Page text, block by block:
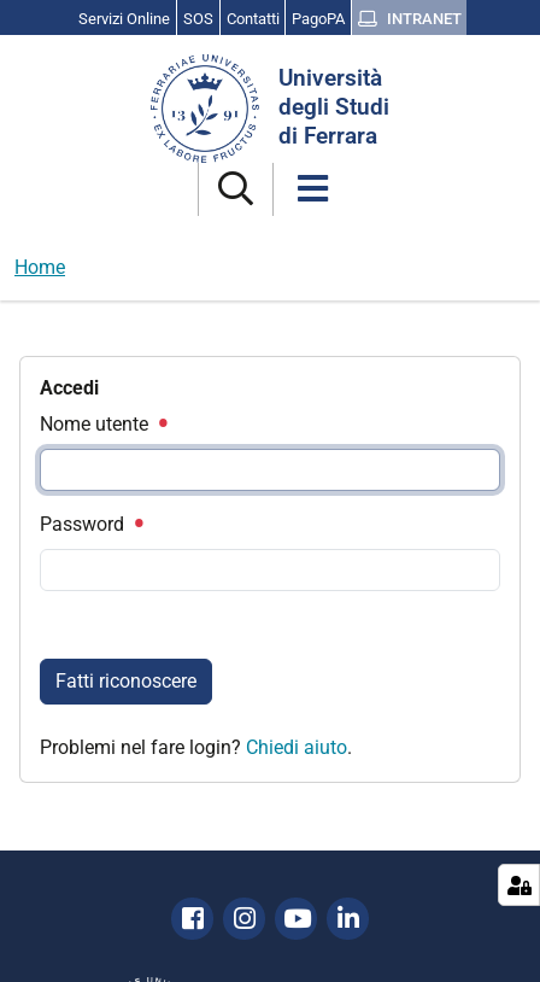
Servizi Online SOS Contatti PagoPA INTRANET
Università
degli Studi
di Ferrara
Home
Accedi
Nome utente
Password
Fatti riconoscere
Problemi nel fare login? Chiedi aiuto.
Facebook
Instagram
YoutubeLinkedin